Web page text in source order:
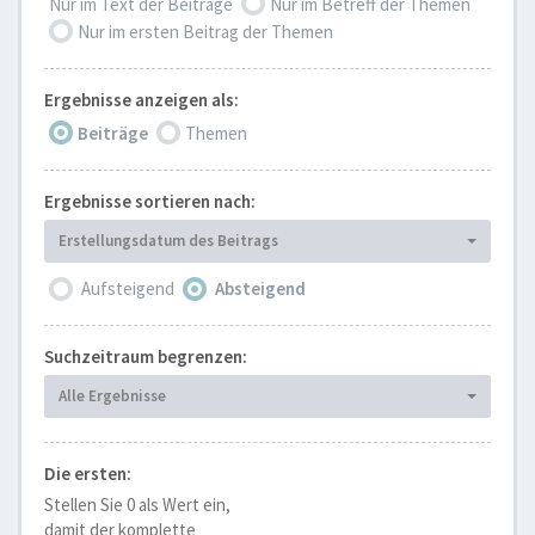
Nur im ersten Beitrag der Themen
Ergebnisse anzeigen als:
Beiträge
Themen
Ergebnisse sortieren nach:
Erstellungsdatum des Beitrags
Aufsteigend Absteigend
Suchzeitraum begrenzen:
Alle Ergebnisse
Die ersten:
Stellen Sie 0 als Wert ein,
damit der komplette